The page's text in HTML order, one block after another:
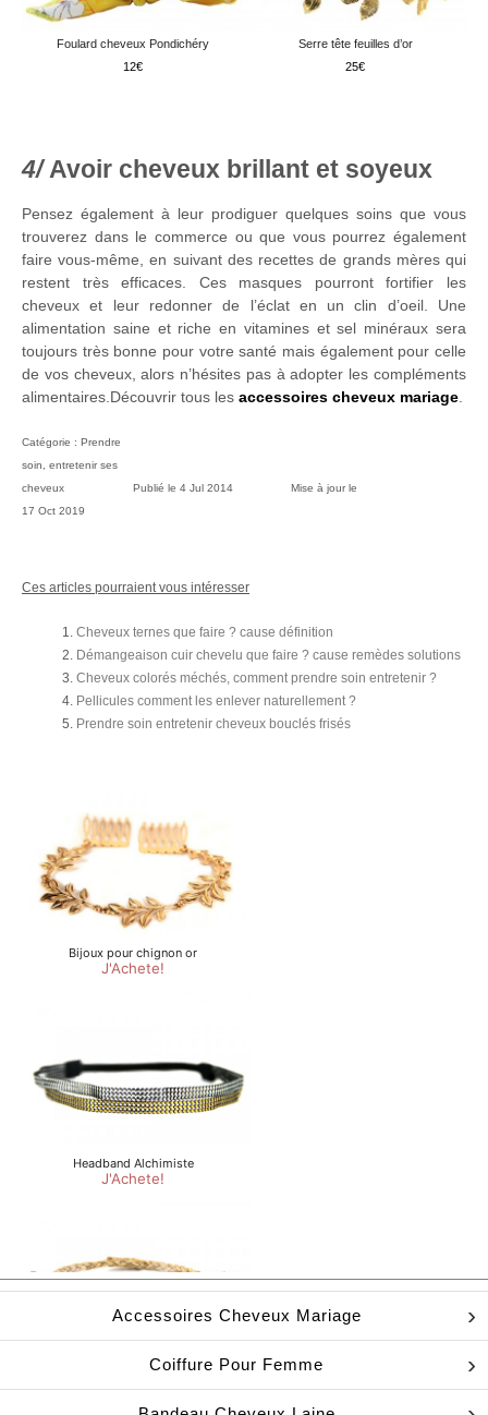
Foulard cheveux Pondichéry
12
Serre tête feuilles d’or
25
Avoir cheveux brillant et soyeux
Pensez également à leur prodiguer quelques soins que vous
trouverez dans le commerce ou que vous pourrez également
faire vous-même, en suivant des recettes de grands mères qui
restent très efficaces. Ces masques pourront fortifier les
cheveux et leur redonner de l’éclat en un clin d’oeil. Une
alimentation saine et riche en vitamines et sel minéraux sera
toujours très bonne pour votre santé mais également pour celle
de vos cheveux, alors n’hésites pas à adopter les compléments
alimentaires.Découvrir tous les accessoires cheveux mariage
Catégorie : Prendre
soin, entretenir ses
cheveux
Publié le 4 Jul 2014
Mise à jour le
17 Oct 2019
Ces articles pourraient vous intéresser
Cheveux ternes que faire ? cause définition
Démangeaison cuir chevelu que faire ? cause remèdes solutions
Cheveux colorés méchés, comment prendre soin entretenir ?
Pellicules comment les enlever naturellement ?
Prendre soin entretenir cheveux bouclés frisés
Accessoires Cheveux Mariage
Coiffure Pour Femme